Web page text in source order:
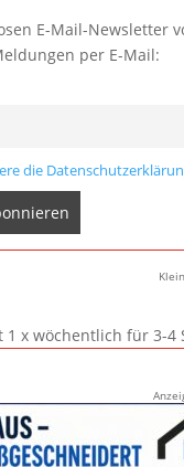
E-Mail-Newsletter
per E-Mail:
die
x wöchentlich für 3-4